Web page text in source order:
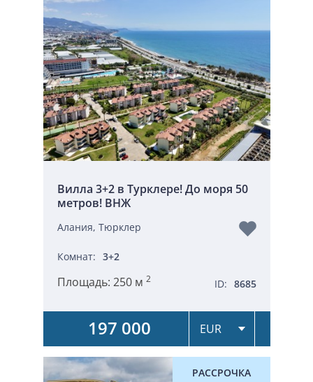
Вилла 3+2 в Турклере! До моря 50
метров! ВНЖ
Алания, Тюрклер
Комнат: 3+2
Площадь: 250 м 2 ID: 8685
197 000
РАССРОЧКА